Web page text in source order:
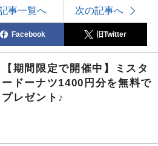
事一覧へ 次の記事へ
Facebook 旧Twitter
【期間限定で開催中】ミスタ
ードーナツ1400円分を無料で
プレゼント♪